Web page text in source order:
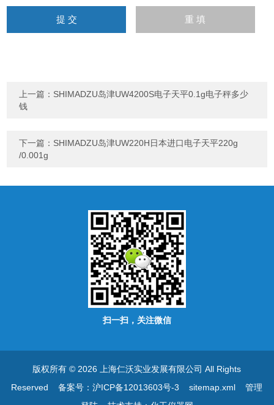
上一篇： SHIMADZU岛津UW4200S电子天平0.1g电子秤多少
钱
下一篇： SHIMADZU岛津UW220H日本进口电子天平220g
/0.001g
扫一扫，关注微信
版权所有 © 2026 上海仁沃实业发展有限公司 All Rights
Reserved备案号：沪ICP备12013603号-3 sitemap.xml
管理